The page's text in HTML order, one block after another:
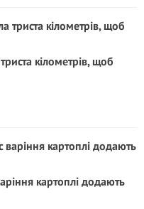
кілометрів, щоб
картоплі додають